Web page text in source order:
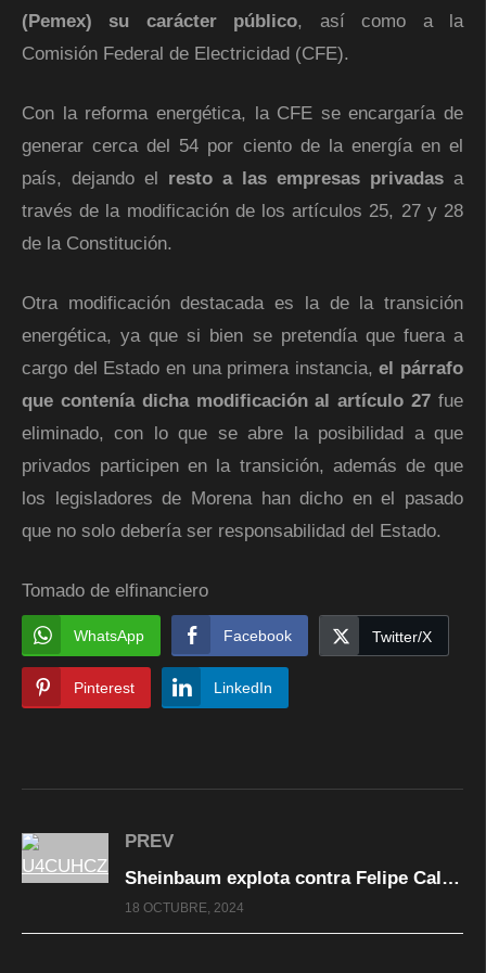
(Pemex) su carácter público, así como a la
Comisión Federal de Electricidad (CFE).
Con la reforma energética, la CFE se encargaría de
generar cerca del 54 por ciento de la energía en el
país, dejando el resto a las empresas privadas a
través de la modificación de los artículos 25, 27 y 28
de la Constitución.
Otra modificación destacada es la de la transición
energética, ya que si bien se pretendía que fuera a
cargo del Estado en una primera instancia, el párrafo
que contenía dicha modificación al artículo 27 fue
eliminado, con lo que se abre la posibilidad a que
privados participen en la transición, además de que
los legisladores de Morena han dicho en el pasado
que no solo debería ser responsabilidad del Estado.
Tomado de elfinanciero
WhatsApp Facebook Twitter/X
Pinterest LinkedIn
PREV
Sheinbaum explota contra Felipe Calderón por reaccionar a la sentencia de Genaro García Luna: “Debería disculparse”
18 OCTUBRE, 2024